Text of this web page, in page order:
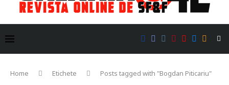
Home Etichete Posts tagged with "Bogdan Piticariu"